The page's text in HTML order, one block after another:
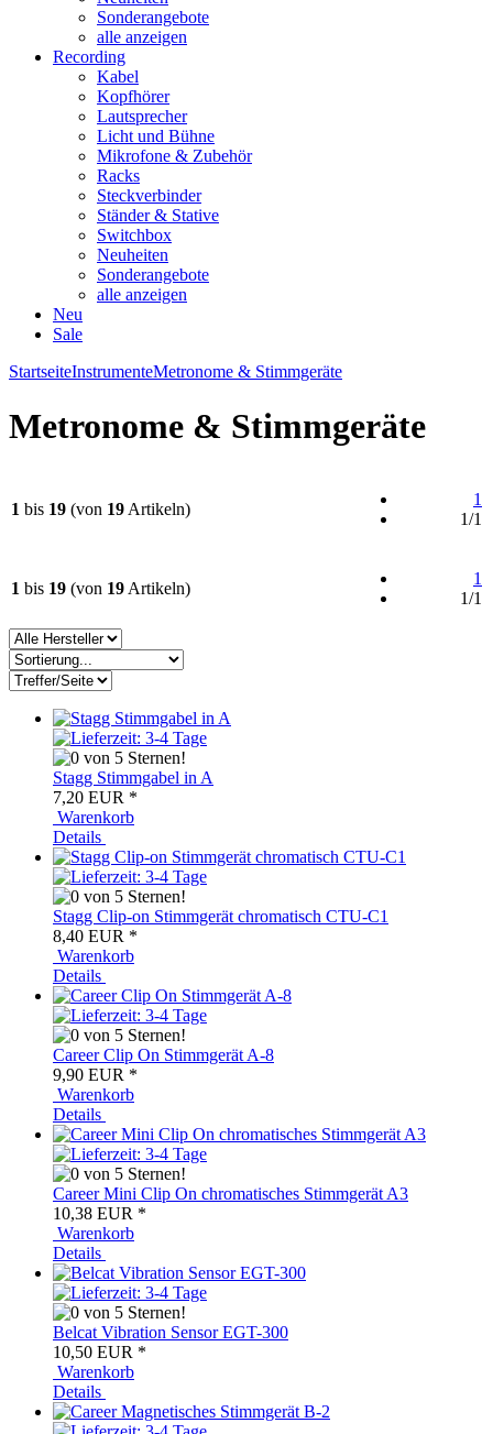
Sonderangebote
alle anzeigen
Recording
Kabel
Kopfhörer
Lautsprecher
Licht und Bühne
Mikrofone & Zubehör
Racks
Steckverbinder
Ständer & Stative
Switchbox
Neuheiten
Sonderangebote
alle anzeigen
Neu
Sale
StartseiteInstrumenteMetronome & Stimmgeräte
Metronome & Stimmgeräte
1 bis 19 (von 19 Artikeln)
1
1/1
1 bis 19 (von 19 Artikeln)
1
1/1
Stagg Stimmgabel in A
7,20 EUR *
Warenkorb
Details
Stagg Clip-on Stimmgerät chromatisch CTU-C1
8,40 EUR *
Warenkorb
Details
Career Clip On Stimmgerät A-8
9,90 EUR *
Warenkorb
Details
Career Mini Clip On chromatisches Stimmgerät A3
10,38 EUR *
Warenkorb
Details
Belcat Vibration Sensor EGT-300
10,50 EUR *
Warenkorb
Details